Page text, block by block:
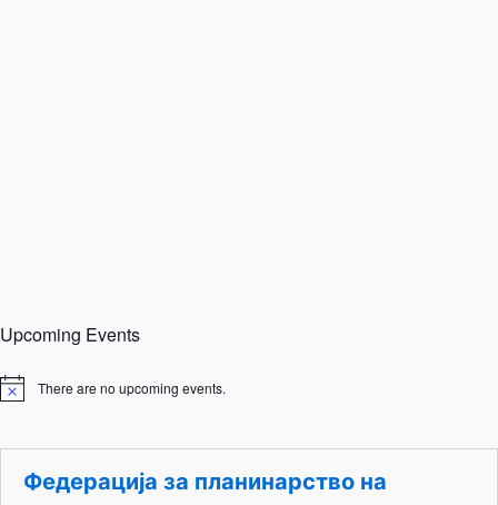
Upcoming Events
N
i
There are no upcoming events.
Федерација за планинарство на